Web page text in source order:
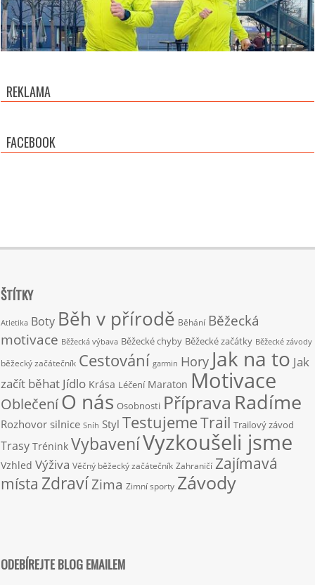
REKLAMA
FACEBOOK
ŠTÍTKY
Atletika Boty Běh v přírodě Běhání Běžecká
motivace Běžecká výbava Běžecké chyby Běžecké začátky Běžecké závody
běžecký začátečník Cestování garmin Hory Jak na to Jak
začít běhat Jídlo Krása Léčení Maraton Motivace
OblečeníO nás Osobnosti Příprava Radíme
Rozhovor silnice Sníh Styl TestujemeTrail Trailový závod
Trasy Trénink VybaveníVyzkoušeli jsme
Vzhled Výživa Věčný běžecký začátečník Zahraničí Zajímavá
místa ZdravíZima Zimní sporty Závody
ODEBÍREJTE BLOG EMAILEM